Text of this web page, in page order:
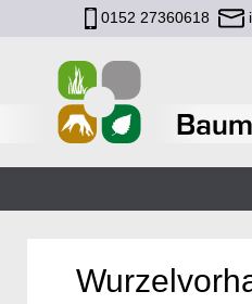
0152 27360618